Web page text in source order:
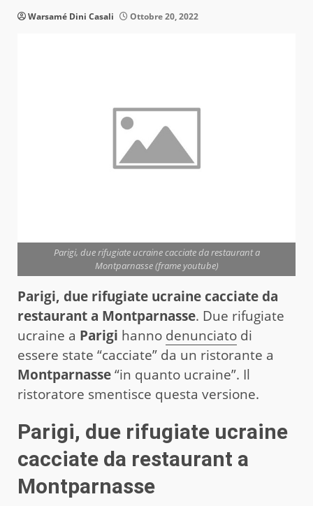
Warsamé Dini Casali Ottobre 20, 2022
Parigi, due rifugiate ucraine cacciate da restaurant a
Montparnasse (frame youtube)
Parigi, due rifugiate ucraine cacciate da
restaurant a Montparnasse. Due rifugiate
ucraine a Parigi hanno denunciato di
essere state “cacciate” da un ristorante a
Montparnasse“in quanto ucraine”. Il
ristoratore smentisce questa versione.
Parigi, due rifugiate ucraine
cacciate da restaurant a
Montparnasse